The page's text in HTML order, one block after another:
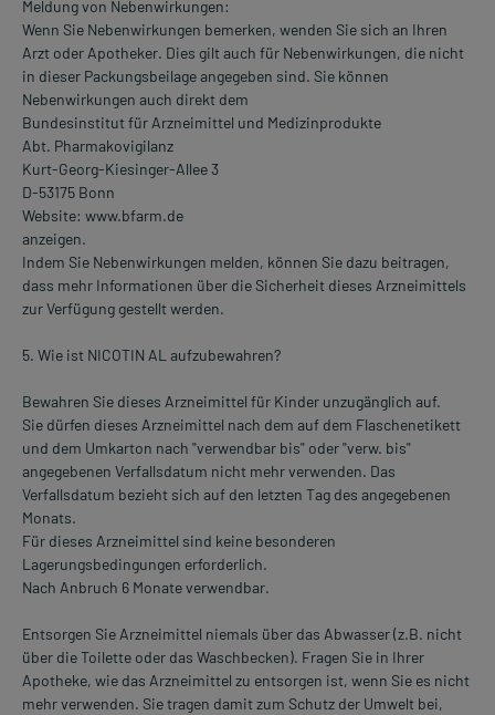
Meldung von Nebenwirkungen:
Wenn Sie Nebenwirkungen bemerken, wenden Sie sich an Ihren
Arzt oder Apotheker. Dies gilt auch für Nebenwirkungen, die nicht
in dieser Packungsbeilage angegeben sind. Sie können
Nebenwirkungen auch direkt dem
Bundesinstitut für Arzneimittel und Medizinprodukte
Abt. Pharmakovigilanz
Kurt-Georg-Kiesinger-Allee 3
D-53175 Bonn
Website: www.bfarm.de
anzeigen.
Indem Sie Nebenwirkungen melden, können Sie dazu beitragen,
dass mehr Informationen über die Sicherheit dieses Arzneimittels
zur Verfügung gestellt werden.
5. Wie ist NICOTIN AL aufzubewahren?
Bewahren Sie dieses Arzneimittel für Kinder unzugänglich auf.
Sie dürfen dieses Arzneimittel nach dem auf dem Flaschenetikett
und dem Umkarton nach "verwendbar bis" oder "verw. bis"
angegebenen Verfallsdatum nicht mehr verwenden. Das
Verfallsdatum bezieht sich auf den letzten Tag des angegebenen
Monats.
Für dieses Arzneimittel sind keine besonderen
Lagerungsbedingungen erforderlich.
Nach Anbruch 6 Monate verwendbar.
Entsorgen Sie Arzneimittel niemals über das Abwasser (z.B. nicht
über die Toilette oder das Waschbecken). Fragen Sie in Ihrer
Apotheke, wie das Arzneimittel zu entsorgen ist, wenn Sie es nicht
mehr verwenden. Sie tragen damit zum Schutz der Umwelt bei,